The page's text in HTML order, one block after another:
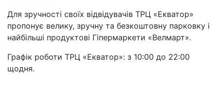
Для зручності своїх відвідувачів ТРЦ «Екватор»
пропонує велику, зручну та безкоштовну парковку і
найбільші продуктові Гіпермаркети «Велмарт».
Графік роботи ТРЦ «Екватор»: з 10:00 до 22:00
щодня.